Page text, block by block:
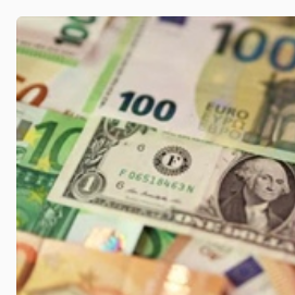
Công
cụ
đầu
tư